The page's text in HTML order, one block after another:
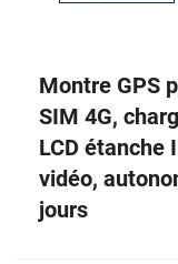
Montre GPS
SIM 4G,
LCD étanche
vidéo,
jours